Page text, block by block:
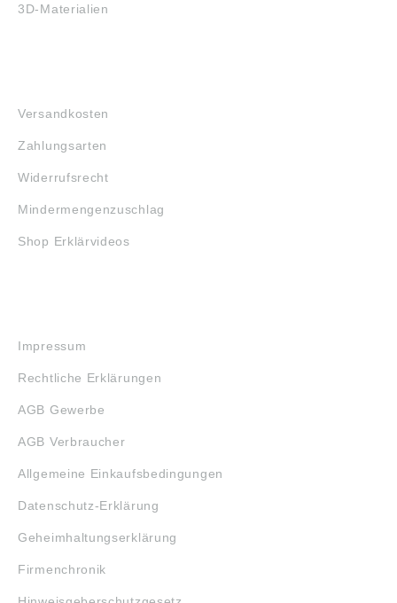
3D-Materialien
Versandkosten
Zahlungsarten
Widerrufsrecht
Mindermengenzuschlag
Shop Erklärvideos
Impressum
Rechtliche Erklärungen
AGB Gewerbe
AGB Verbraucher
Allgemeine Einkaufsbedingungen
Datenschutz-Erklärung
Geheimhaltungserklärung
Firmenchronik